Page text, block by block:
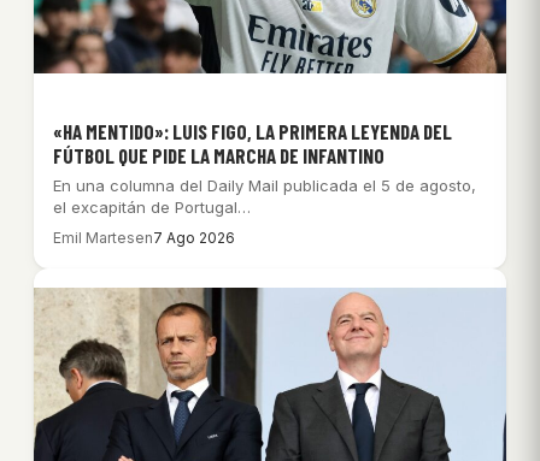
«HA MENTIDO»: LUIS FIGO, LA PRIMERA LEYENDA DEL
FÚTBOL QUE PIDE LA MARCHA DE INFANTINO
En una columna del Daily Mail publicada el 5 de agosto,
el excapitán de Portugal…
Emil Martesen7 Ago 2026